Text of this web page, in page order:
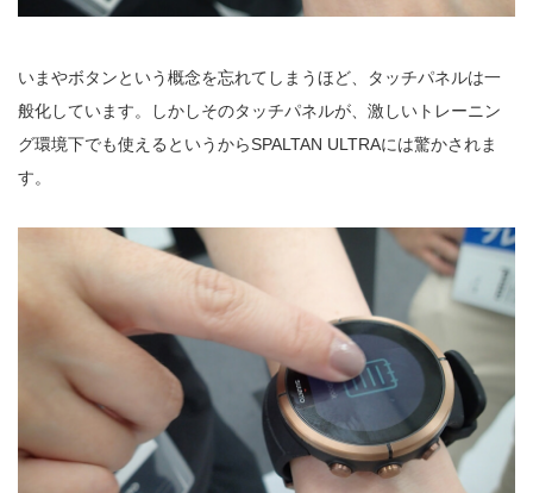
いまやボタンという概念を忘れてしまうほど、タッチパネルは一
般化しています。しかしそのタッチパネルが、激しいトレーニン
グ環境下でも使えるというからSPALTAN ULTRAには驚かされま
す。